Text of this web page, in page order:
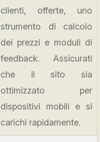
clienti, offerte, uno
strumento di calcolo
dei prezzi e moduli di
feedback. Assicurati
che il sito sia
ottimizzato per
dispositivi mobili e si
carichi rapidamente.